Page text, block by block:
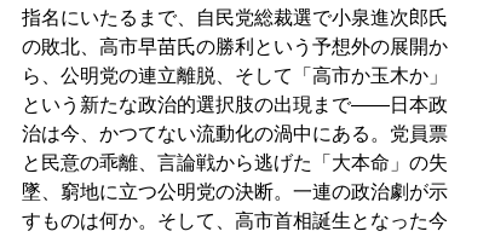
指名にいたるまで、自民党総裁選で小泉進次郎氏
の敗北、高市早苗氏の勝利という予想外の展開か
ら、公明党の連立離脱、そして「高市か玉木か」
という新たな政治的選択肢の出現まで――日本政
治は今、かつてない流動化の渦中にある。党員票
と民意の乖離、言論戦から逃げた「大本命」の失
墜、窮地に立つ公明党の決断。一連の政治劇が示
すものは何か。そして、高市首相誕生となった今